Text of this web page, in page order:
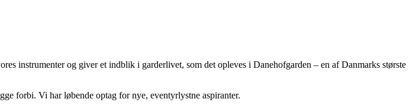
instrumenter og giver et indblik i garderlivet, som det opleves i Danehofgarden – en af Danmarks største
forbi. Vi har løbende optag for nye, eventyrlystne aspiranter.